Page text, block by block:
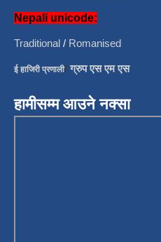
Nepali unicode:
Traditional / Romanised
ई हाजिरी प्रणाली/ग्रुप एस एम एस
हामीसम्म आउने नक्सा